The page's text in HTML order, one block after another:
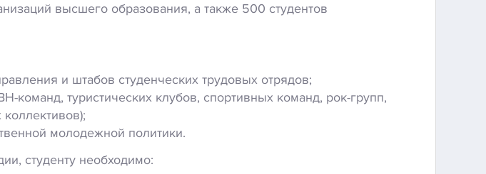
высшего образования, а также 500 студентов
и штабов студенческих трудовых отрядов;
туристических клубов, спортивных команд, рок-групп,
коллективов);
молодежной политики.
студенту необходимо: